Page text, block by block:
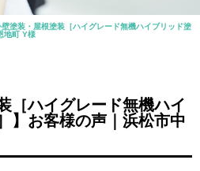
壁塗装・屋根塗装［ハイグレード無機ハイブリッド塗
地町 Y様
［ハイグレード無機ハイ
】お客様の声｜浜松市中